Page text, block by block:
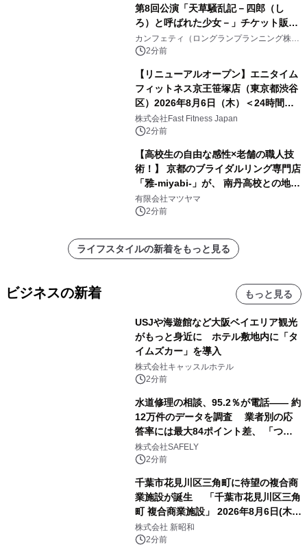
第8回公演「天草騒乱記－四郎（し
ろ）と呼ばれた少女－」チケット販売
開始
カンフェティ（ロングランプランニング株式
会社）
2分前
【リニューアルオープン】エニタイム
フィットネス京王笹塚店（東京都渋谷
区）2026年8月6日（木）＜24時間年
中無休のフィットネスジム＞
株式会社Fast Fitness Japan
2分前
【高校生の自由な感性×老舗の職人技
術！】 京都のブライダルリング専門店
「雅-miyabi-」が、 南丹高校との地域
共創から生まれた 特別な結婚指輪・婚
約指輪「幾重 -ikue-」「宮美 -
売！
有限会社マツヤマ
2分前
ライフスタイルの新着をもっと見る
ビジネスの新着 もっと見る
USJや海遊館など大阪ベイエリア観光
がもっと身近に ホテル敷地内に「タ
イムズカー」を導入
株式会社キャッスルホテル
2分前
水道修理の相談、95.2％が電話―― 約
12万件のデータを調査 業者別の応
答率には最大84ポイント差、 「つな
がりやすさ」も選定基準に
株式会社SAFELY
2分前
千葉市花見川区三角町に待望の複合商
業施設が誕生 「千葉市花見川区三角
町 複合商業施設」 2026年8月6日(木)
グランドオープン
株式会社 新昭和
2分前